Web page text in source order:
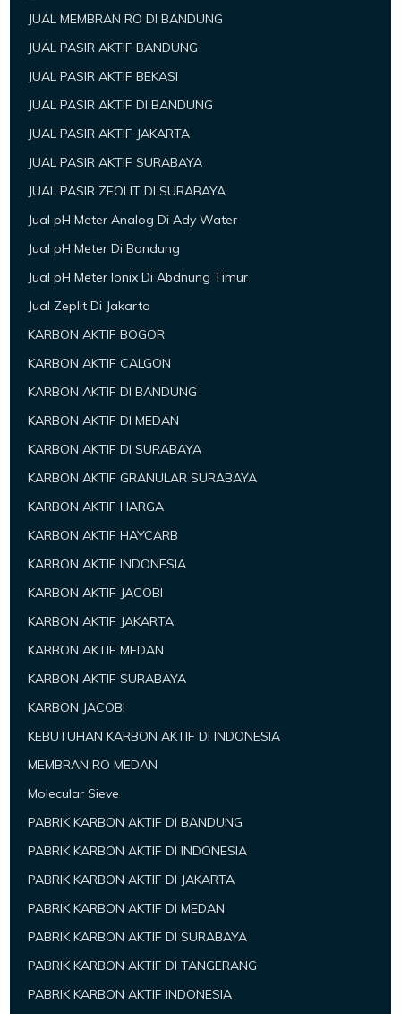
JUAL MEMBRAN RO DI BANDUNG
JUAL PASIR AKTIF BANDUNG
JUAL PASIR AKTIF BEKASI
JUAL PASIR AKTIF DI BANDUNG
JUAL PASIR AKTIF JAKARTA
JUAL PASIR AKTIF SURABAYA
JUAL PASIR ZEOLIT DI SURABAYA
Jual pH Meter Analog Di Ady Water
Jual pH Meter Di Bandung
Jual pH Meter Ionix Di Abdnung Timur
Jual Zeplit Di Jakarta
KARBON AKTIF BOGOR
KARBON AKTIF CALGON
KARBON AKTIF DI BANDUNG
KARBON AKTIF DI MEDAN
KARBON AKTIF DI SURABAYA
KARBON AKTIF GRANULAR SURABAYA
KARBON AKTIF HARGA
KARBON AKTIF HAYCARB
KARBON AKTIF INDONESIA
KARBON AKTIF JACOBI
KARBON AKTIF JAKARTA
KARBON AKTIF MEDAN
KARBON AKTIF SURABAYA
KARBON JACOBI
KEBUTUHAN KARBON AKTIF DI INDONESIA
MEMBRAN RO MEDAN
Molecular Sieve
PABRIK KARBON AKTIF DI BANDUNG
PABRIK KARBON AKTIF DI INDONESIA
PABRIK KARBON AKTIF DI JAKARTA
PABRIK KARBON AKTIF DI MEDAN
PABRIK KARBON AKTIF DI SURABAYA
PABRIK KARBON AKTIF DI TANGERANG
PABRIK KARBON AKTIF INDONESIA